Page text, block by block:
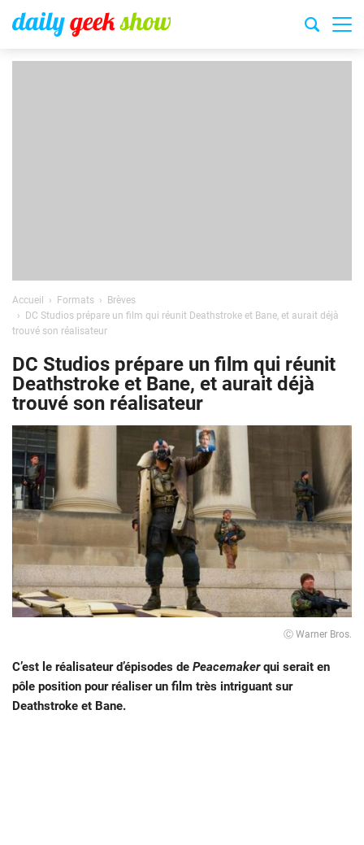
Accueil Formats
Brèves
DC Studios prépare un film qui réunit Deathstroke et Bane, et aurait déjà
trouvé son réalisateur
DC Studios prépare un film qui réunit
Deathstroke et Bane, et aurait déjà
trouvé son réalisateur
Ⓒ Warner Bros.
C’est le réalisateur d’épisodes de Peacemakerqui serait en
pôle position pour réaliser un film très intriguant sur
Deathstroke et Bane.